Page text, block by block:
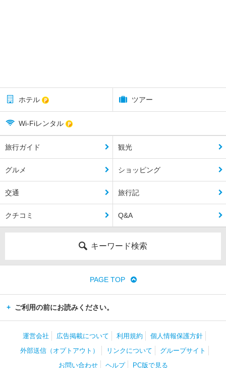
ホテル ツアー
Wi-Fiレンタル
旅行ガイド 観光
グルメ ショッピング
交通 旅行記
クチコミ Q&A
キーワード検索
PAGE TOP
ご利用の前にお読みください。
運営会社 広告掲載について 利用規約
個人情報保護方針
外部送信（オプトアウト）
リンクについて
グループサイト
お問い合わせ
ヘルプ PC版で見る